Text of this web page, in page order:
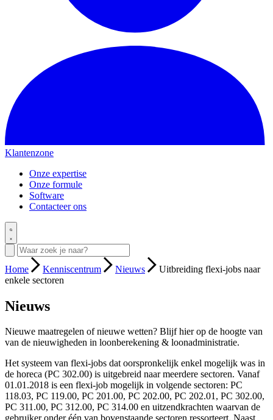
Klantenzone
Onze expertise
Onze formule
Software
Contacteer ons
Home Kenniscentrum Nieuws
Uitbreiding flexi-jobs naar
enkele sectoren
Nieuws
Nieuwe maatregelen of nieuwe wetten? Blijf hier op de hoogte van
van de nieuwigheden in loonberekening & loonadministratie.
Het systeem van flexi-jobs dat oorspronkelijk enkel mogelijk was in
de horeca (PC 302.00) is uitgebreid naar meerdere sectoren. Vanaf
01.01.2018 is een flexi-job mogelijk in volgende sectoren: PC
118.03, PC 119.00, PC 201.00, PC 202.00, PC 202.01, PC 302.00,
PC 311.00, PC 312.00, PC 314.00 en uitzendkrachten waarvan de